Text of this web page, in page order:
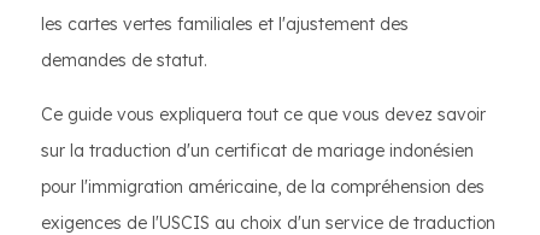
les cartes vertes familiales et l'ajustement des
demandes de statut.
Ce guide vous expliquera tout ce que vous devez savoir
sur la traduction d'un certificat de mariage indonésien
pour l'immigration américaine, de la compréhension des
exigences de l'USCIS au choix d'un service de traduction